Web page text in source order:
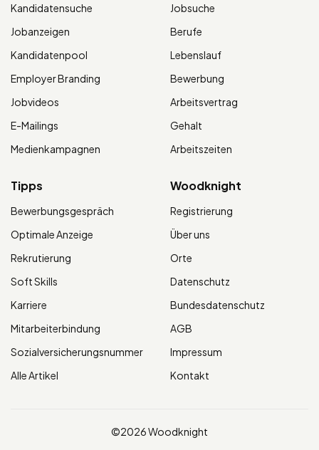
Kandidatensuche
Jobanzeigen
Kandidatenpool
Employer Branding
Jobvideos
E-Mailings
Medienkampagnen
Jobsuche
Berufe
Lebenslauf
Bewerbung
Arbeitsvertrag
Gehalt
Arbeitszeiten
Tipps
Bewerbungsgespräch
Optimale Anzeige
Rekrutierung
Soft Skills
Karriere
Mitarbeiterbindung
Sozialversicherungsnummer
Alle Artikel
Woodknight
Registrierung
Über uns
Orte
Datenschutz
Bundesdatenschutz
AGB
Impressum
Kontakt
©2026 Woodknight